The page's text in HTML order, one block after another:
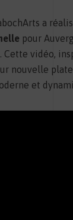
a
pour
Cette vidéo,
nouvelle
et